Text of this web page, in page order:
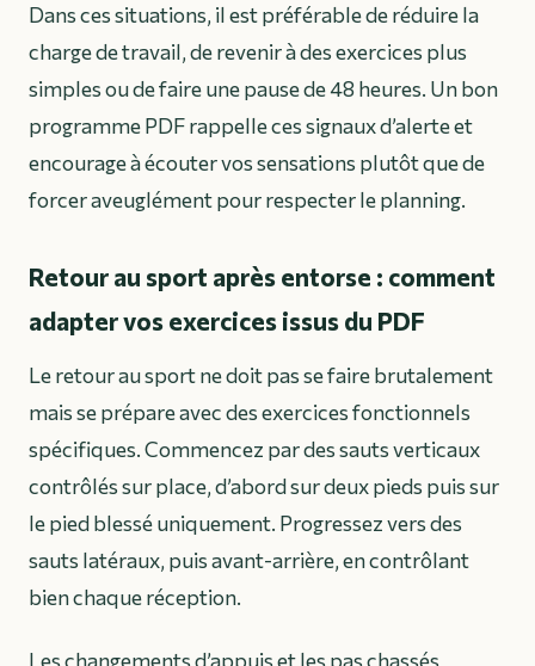
Dans ces situations, il est préférable de réduire la
charge de travail, de revenir à des exercices plus
simples ou de faire une pause de 48 heures. Un bon
programme PDF rappelle ces signaux d’alerte et
encourage à écouter vos sensations plutôt que de
forcer aveuglément pour respecter le planning.
Retour au sport après entorse : comment
adapter vos exercices issus du PDF
Le retour au sport ne doit pas se faire brutalement
mais se prépare avec des exercices fonctionnels
spécifiques. Commencez par des sauts verticaux
contrôlés sur place, d’abord sur deux pieds puis sur
le pied blessé uniquement. Progressez vers des
sauts latéraux, puis avant-arrière, en contrôlant
bien chaque réception.
Les changements d’appuis et les pas chassés